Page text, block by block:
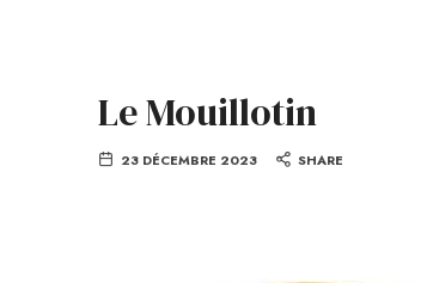
Le Mouillotin
23 DÉCEMBRE 2023 SHARE